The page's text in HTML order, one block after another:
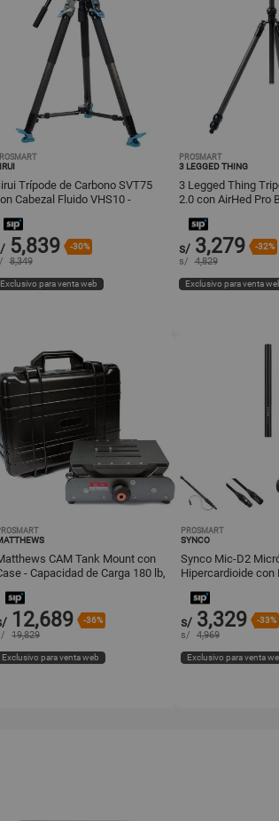
Trípode de Carbono SVT75
Cabezal Fluido VHS10 -
5,839 -30%
8,349
Exclusivo para venta web
PROSMART
3 LEGGED THING
3 Legged Thing
2.0 con AirHed Pro
s/ 3,279 -32%
s/ 4,829
Exclusivo para venta
CAM Tank Mount con
- Capacidad de Carga 180 lb,
12,689 -36%
19,829
Exclusivo para venta web
PROSMART
SYNCO
Synco Mic-D2
Hipercardioide con
s/ 3,329 -33%
s/ 4,969
Exclusivo para venta